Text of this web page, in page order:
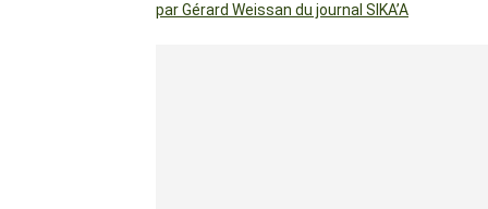
par Gérard Weissan du journal SIKA’A